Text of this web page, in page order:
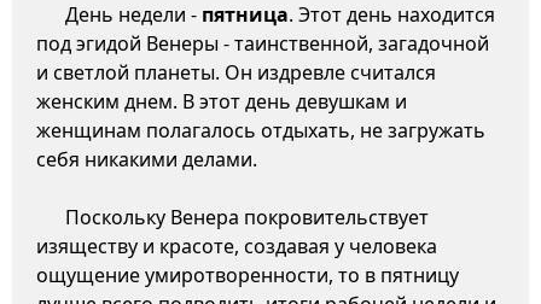
День недели - пятница. Этот день находится
под эгидой Венеры - таинственной, загадочной
и светлой планеты. Он издревле считался
женским днем. В этот день девушкам и
женщинам полагалось отдыхать, не загружать
себя никакими делами.
Поскольку Венера покровительствует
изяществу и красоте, создавая у человека
ощущение умиротворенности, то в пятницу